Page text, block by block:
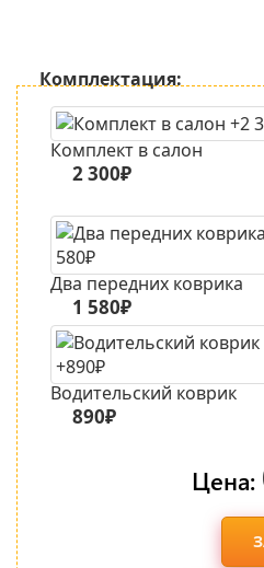
Комплектация:
Комплект в салон
2 300₽
Два передних коврика
1 580₽
Водительский коврик
890₽
Цена: